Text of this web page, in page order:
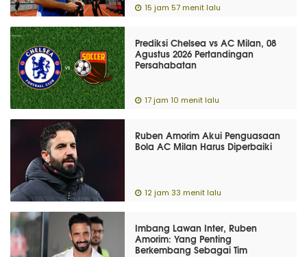
15 jam 57 menit lalu
Prediksi Chelsea vs AC Milan, 08
Agustus 2026 Pertandingan
Persahabatan
17 jam 10 menit lalu
Ruben Amorim Akui Penguasaan
Bola AC Milan Harus Diperbaiki
12 jam 33 menit lalu
Imbang Lawan Inter, Ruben
Amorim: Yang Penting
Berkembang Sebagai Tim